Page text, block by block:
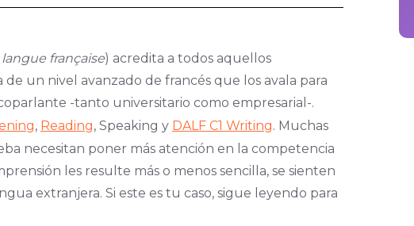
française) acredita a todos aquellos
un nivel avanzado de francés que los avala para
-tanto universitario como empresarial-.
, Reading, Speaking y DALF C1 Writing. Muchas
necesitan poner más atención en la competencia
les resulte más o menos sencilla, se sienten
extranjera. Si este es tu caso, sigue leyendo para